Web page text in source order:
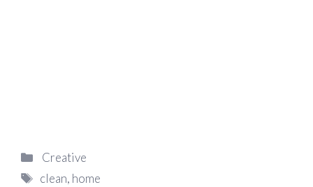
Categorieën
Creative
Tags
clean, home